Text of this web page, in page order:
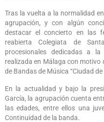
Tras la vuelta a la normalidad
agrupación, y con algún
destacar el concierto en las
reabierta Colegiata de
procesionales dedicadas a
realizada en Málaga con motivo
de Bandas de Música “Ciudad de
En la actualidad y bajo la
García, la agrupación cuenta
las edades, entre ellos una
Continuidad de la banda.